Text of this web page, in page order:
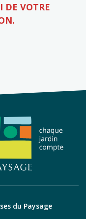
DE VOTRE
du Paysage